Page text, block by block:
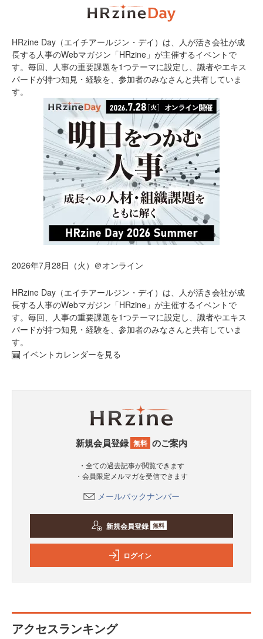
HRzine Day（エイチアールジン・デイ）は、人が活き会社が成
長する人事のWebマガジン「HRzine」が主催するイベントで
す。毎回、人事の重要課題を1つテーマに設定し、識者やエキス
パードが持つ知見・経験を、参加者のみなさんと共有していま
す。
2026年7月28日（火）＠オンライン
HRzine Day（エイチアールジン・デイ）は、人が活き会社が成
長する人事のWebマガジン「HRzine」が主催するイベントで
す。毎回、人事の重要課題を1つテーマに設定し、識者やエキス
パードが持つ知見・経験を、参加者のみなさんと共有していま
す。
イベントカレンダーを見る
新規会員登録 無料 のご案内
・全ての過去記事が閲覧できます
・会員限定メルマガを受信できます
メールバックナンバー
新規会員登録 無料
ログイン
アクセスランキング